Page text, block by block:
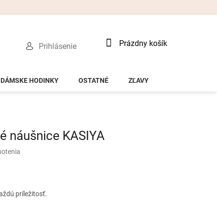
Prihlásenie
Nákupný
Prázdny košík
DÁMSKE HODINKY OSTATNÉ ZĽAVY
náušnice KASIYA
príležitosť.